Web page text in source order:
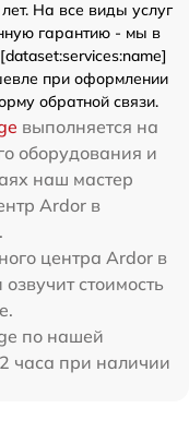
На все виды услуг
гарантию - мы в
при оформлении
обратной связи.
выполняется на
оборудования и
наш мастер
Ardor в
центра Ardor в
стоимость
по нашей
часа при наличии